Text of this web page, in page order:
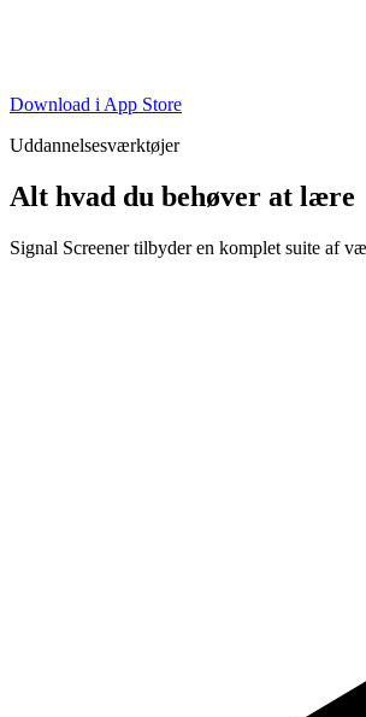
Download i App Store
Uddannelsesværktøjer
Alt hvad du behøver at lære
Signal Screener tilbyder en komplet suite af